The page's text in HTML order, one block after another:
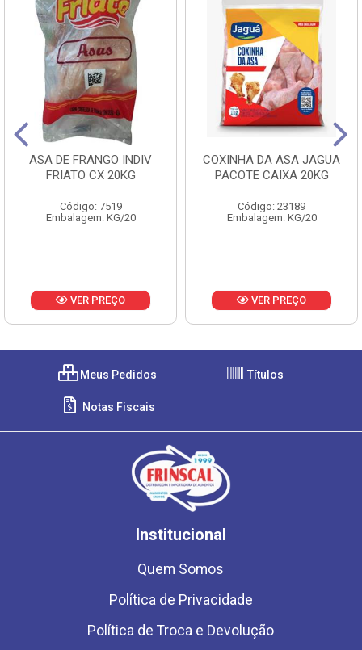
ASA DE FRANGO INDIV
FRIATO CX 20KG
Código: 7519
Embalagem: KG/20
VER PREÇO
COXINHA DA ASA JAGUA
PACOTE CAIXA 20KG
Código: 23189
Embalagem: KG/20
VER PREÇO
Meus Pedidos Títulos
Notas Fiscais
Institucional
Quem Somos
Política de Privacidade
Política de Troca e Devolução